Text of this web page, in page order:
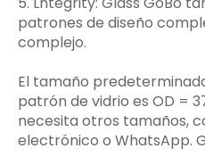
patrones de diseño
complejo.
El tamaño
patrón de vidrio es OD =
necesita otros tamaños,
electrónico o WhatsApp.